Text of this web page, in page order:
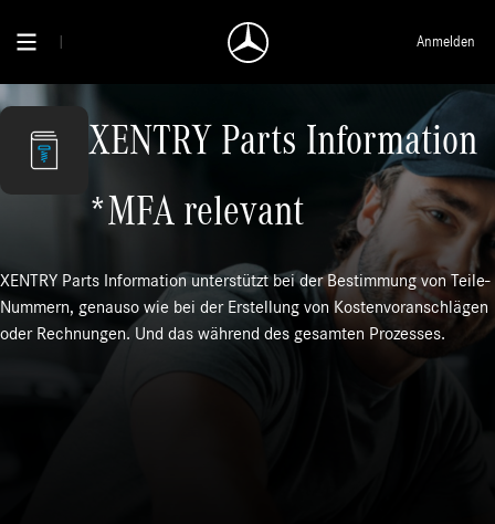
Anmelden
XENTRY Parts Information
*MFA relevant
XENTRY Parts Information unterstützt bei der Bestimmung von Teile-
Nummern, genauso wie bei der Erstellung von Kostenvoranschlägen
oder Rechnungen. Und das während des gesamten Prozesses.